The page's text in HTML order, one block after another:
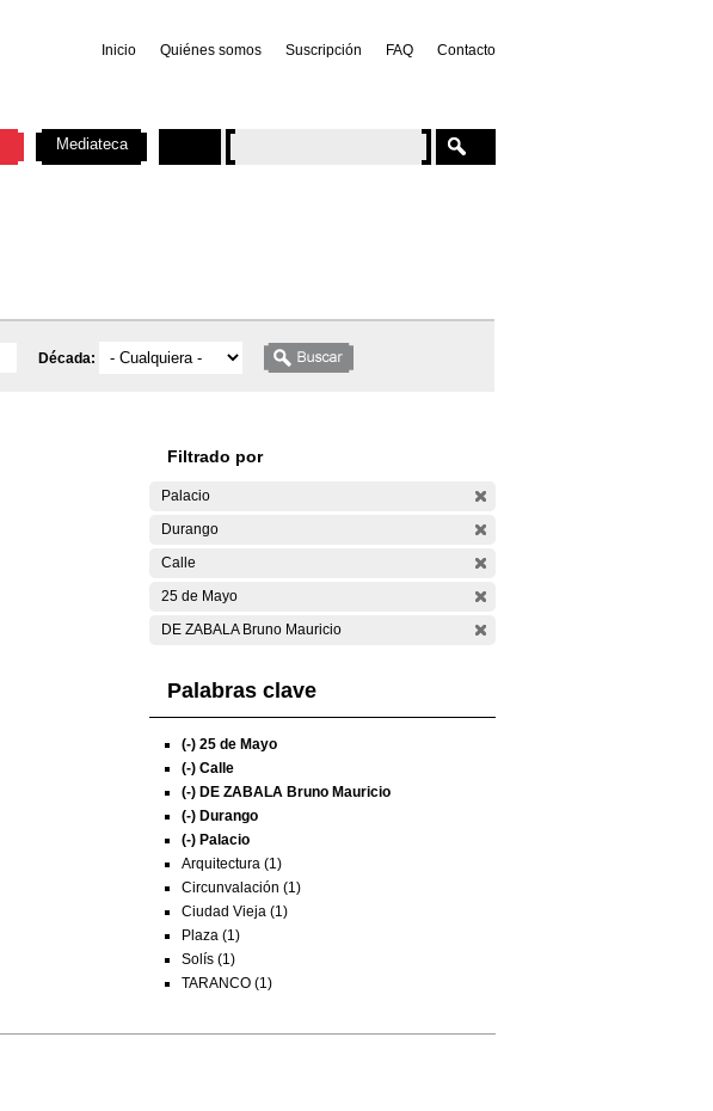
Inicio Quiénes somos Suscripción FAQ Contacto
Década:
Filtrado por
Palacio
Durango
Calle
25 de Mayo
DE ZABALA Bruno Mauricio
Palabras clave
(-) 25 de Mayo
(-) Calle
(-) DE ZABALA Bruno Mauricio
(-) Durango
(-) Palacio
Arquitectura (1)
Circunvalación (1)
Ciudad Vieja (1)
Plaza (1)
Solís (1)
TARANCO (1)
Mediateca